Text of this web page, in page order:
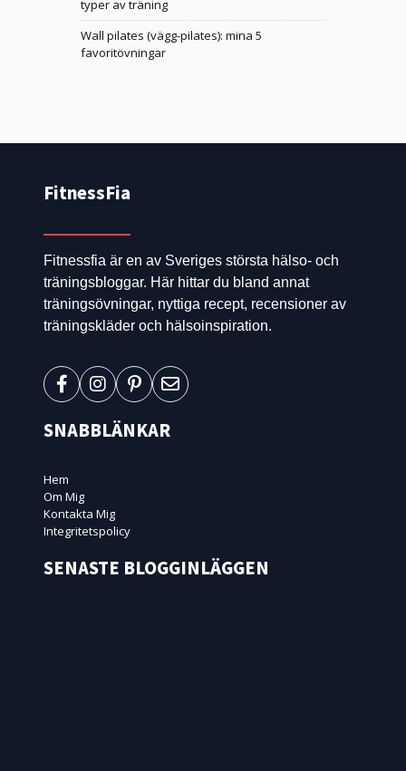
typer av träning
Wall pilates (vägg-pilates): mina 5
favoritövningar
FitnessFia
Fitnessfia är en av Sveriges största hälso- och
träningsbloggar. Här hittar du bland annat
träningsövningar, nyttiga recept, recensioner av
träningskläder och hälsoinspiration.
SNABBLÄNKAR
Hem
Om Mig
Kontakta Mig
Integritetspolicy
SENASTE BLOGGINLÄGGEN